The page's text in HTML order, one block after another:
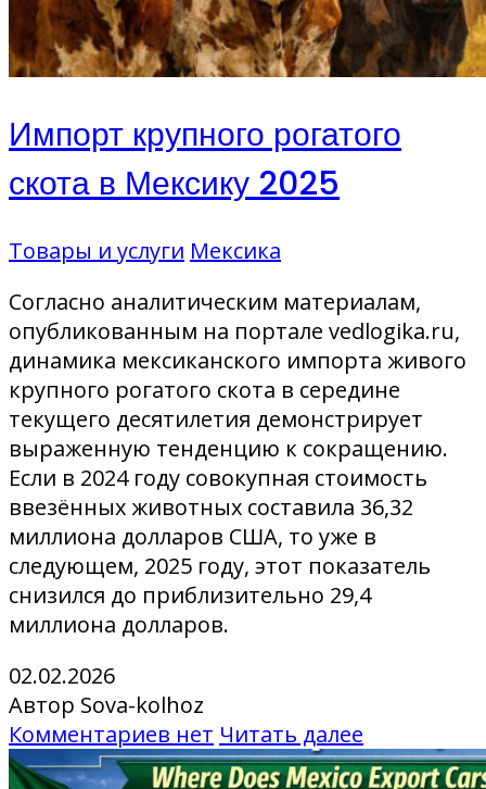
Импорт крупного рогатого
скота в Мексику 2025
Товары и услуги Мексика
Согласно аналитическим материалам,
опубликованным на портале vedlogika.ru,
динамика мексиканского импорта живого
крупного рогатого скота в середине
текущего десятилетия демонстрирует
выраженную тенденцию к сокращению.
Если в 2024 году совокупная стоимость
ввезённых животных составила 36,32
миллиона долларов США, то уже в
следующем, 2025 году, этот показатель
снизился до приблизительно 29,4
миллиона долларов.
02.02.2026
Автор Sova-kolhoz
Комментариев нет Читать далее